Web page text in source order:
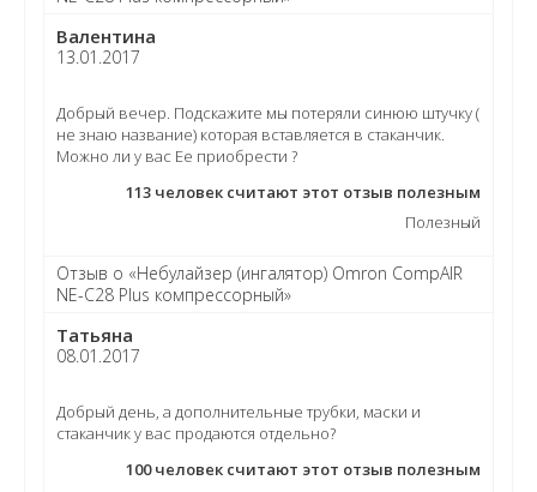
Валентина
13.01.2017
Добрый вечер. Подскажите мы потеряли синюю штучку (
не знаю название) которая вставляется в стаканчик.
Можно ли у вас Ее приобрести ?
113 человек считают этот отзыв полезным
Полезный
Отзыв о «Небулайзер (ингалятор) Omron CompAIR
NE-C28 Plus компрессорный»
Татьяна
08.01.2017
Добрый день, а дополнительные трубки, маски и
стаканчик у вас продаются отдельно?
100человек считают этот отзыв полезным